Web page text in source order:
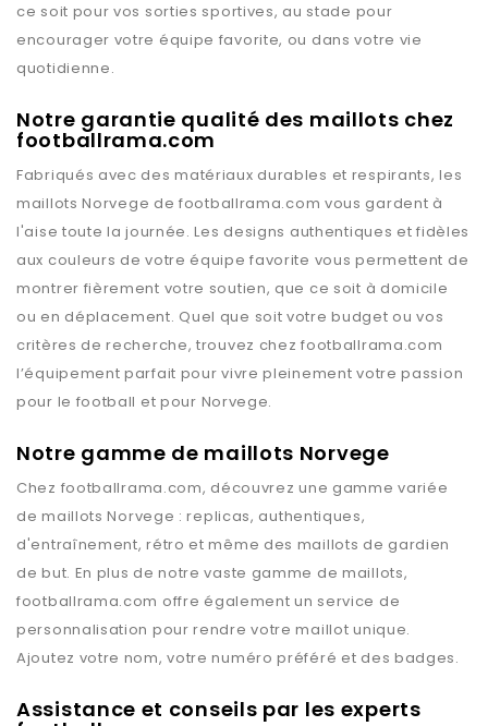
ce soit pour vos sorties sportives, au stade pour
encourager votre équipe favorite, ou dans votre vie
quotidienne.
Notre garantie qualité des maillots chez
footballrama.com
Fabriqués avec des matériaux durables et respirants, les
maillotsNorvege defootballrama.com vous gardent à
l'aise toute la journée. Les designs authentiques et fidèles
aux couleurs de votre équipe favorite vous permettent de
montrer fièrement votre soutien, que ce soit à domicile
ou en déplacement. Quel que soit votre budget ou vos
critères de recherche, trouvez chezfootballrama.com
l’équipement parfait pour vivre pleinement votre passion
pour le football et pour Norvege.
Notre gamme de maillots Norvege
Chez footballrama.com, découvrez une gamme variée
de maillotsNorvege : replicas, authentiques,
d'entraînement, rétro et même des maillots de gardien
de but. En plus de notre vaste gamme de maillots,
footballrama.com offre également un service de
personnalisation pour rendre votre maillot unique.
Ajoutez votre nom, votre numéro préféré et des badges.
Assistance et conseils par les experts